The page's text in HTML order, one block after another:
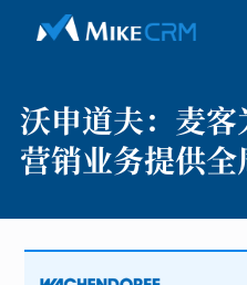
沃申道夫： 麦
营销业务提供